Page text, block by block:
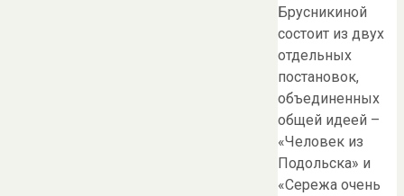
Брусникиной
состоит из двух
отдельных
постановок,
объединенных
общей идеей –
«Человек из
Подольска» и
«Сережа очень